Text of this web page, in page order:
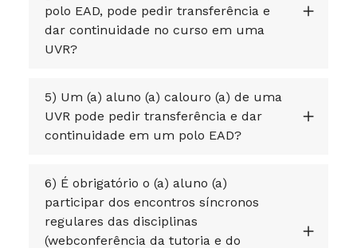
polo EAD, pode pedir transferência e
dar continuidade no curso em uma
UVR?
5) Um (a) aluno (a) calouro (a) de uma
UVR pode pedir transferência e dar
continuidade em um polo EAD?
6) É obrigatório o (a) aluno (a)
participar dos encontros síncronos
regulares das disciplinas
(webconferência da tutoria e do